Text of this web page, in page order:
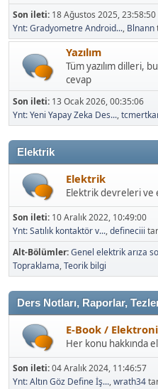
Son ileti: 18 Ağustos 2025, 23:58:50
Ynt: Gradyometre Android..., Blnann
Yazılım
Tüm yazılım dilleri,
cevap
Son ileti: 13 Ocak 2026, 00:35:06
Ynt: Yeni Yapay Zeka Des...,
Elektrik
Elektrik
Elektrik devreleri ve
Son ileti: 10 Aralık 2022, 10:49:00
Ynt: Satılık kontaktör v...,defineciii
Alt-Bölümler Genel elektrik arıza
Topraklama Teorik bilgi
Ders Notları, Raporlar,
E-Book /
Her konu hakkında
Son ileti:04 Aralık 2024, 11:46:57
Ynt: Altın Göz Define İş...,wrath34